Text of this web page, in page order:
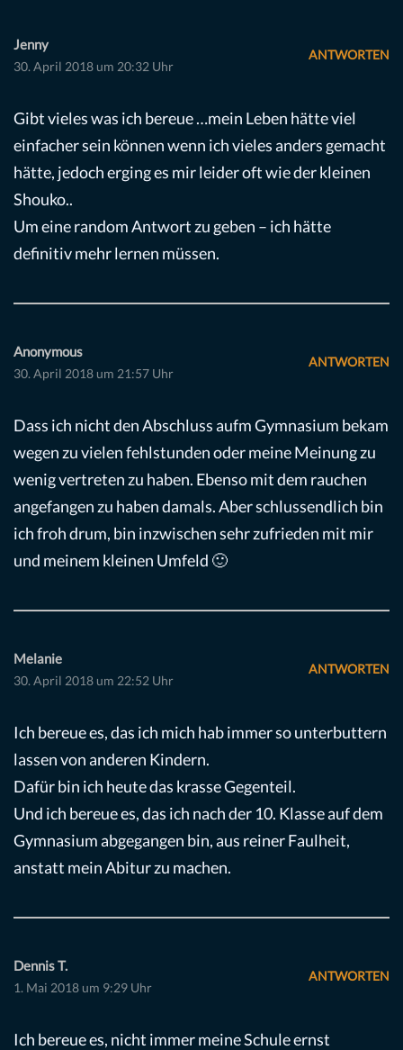
Jenny
30. April 2018 um 20:32 Uhr
ANTWORTEN
Gibt vieles was ich bereue …mein Leben hätte viel
einfacher sein können wenn ich vieles anders gemacht
hätte, jedoch erging es mir leider oft wie der kleinen
Shouko..
Um eine random Antwort zu geben – ich hätte
definitiv mehr lernen müssen.
Anonymous
30. April 2018 um 21:57 Uhr
ANTWORTEN
Dass ich nicht den Abschluss aufm Gymnasium bekam
wegen zu vielen fehlstunden oder meine Meinung zu
wenig vertreten zu haben. Ebenso mit dem rauchen
angefangen zu haben damals. Aber schlussendlich bin
ich froh drum, bin inzwischen sehr zufrieden mit mir
und meinem kleinen Umfeld 🙂
Melanie
30. April 2018 um 22:52 Uhr
ANTWORTEN
Ich bereue es, das ich mich hab immer so unterbuttern
lassen von anderen Kindern.
Dafür bin ich heute das krasse Gegenteil.
Und ich bereue es, das ich nach der 10. Klasse auf dem
Gymnasium abgegangen bin, aus reiner Faulheit,
anstatt mein Abitur zu machen.
Dennis T.
1. Mai 2018 um 9:29 Uhr
ANTWORTEN
Ich bereue es, nicht immer meine Schule ernst